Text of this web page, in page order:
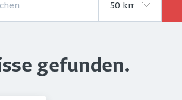
gefunden.